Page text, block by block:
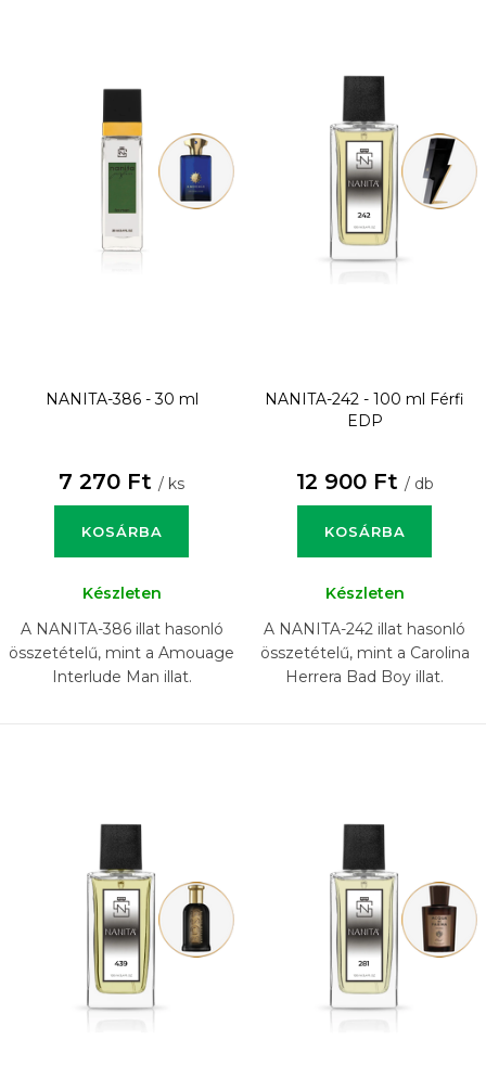
NANITA-386 - 30 ml
7 270 Ft / ks
KOSÁRBA
Készleten
A NANITA-386 illat hasonló
összetételű, mint a Amouage
Interlude Man illat.
NANITA-242 - 100 ml Férfi
EDP
12 900 Ft / db
KOSÁRBA
Készleten
A NANITA-242 illat hasonló
összetételű, mint a Carolina
Herrera Bad Boy illat.